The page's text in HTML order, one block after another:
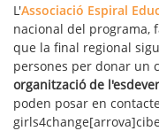
L'Associació Espiral
nacional del programa,
que la final regional
persones per donar un
organització de
poden posar en